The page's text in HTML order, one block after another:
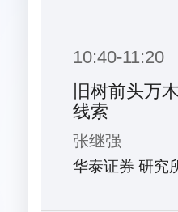
10:40-11:20
旧树前头万
线索
张继强
华泰证券 研究